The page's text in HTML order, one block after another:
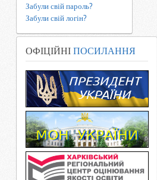
Забули свій пароль?
Забули свій логін?
ОФІЦІЙНІ ПОСИЛАННЯ